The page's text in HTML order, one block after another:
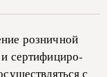
роз­ни­ч­ной
сер­ти­фи­ци­ро­
с